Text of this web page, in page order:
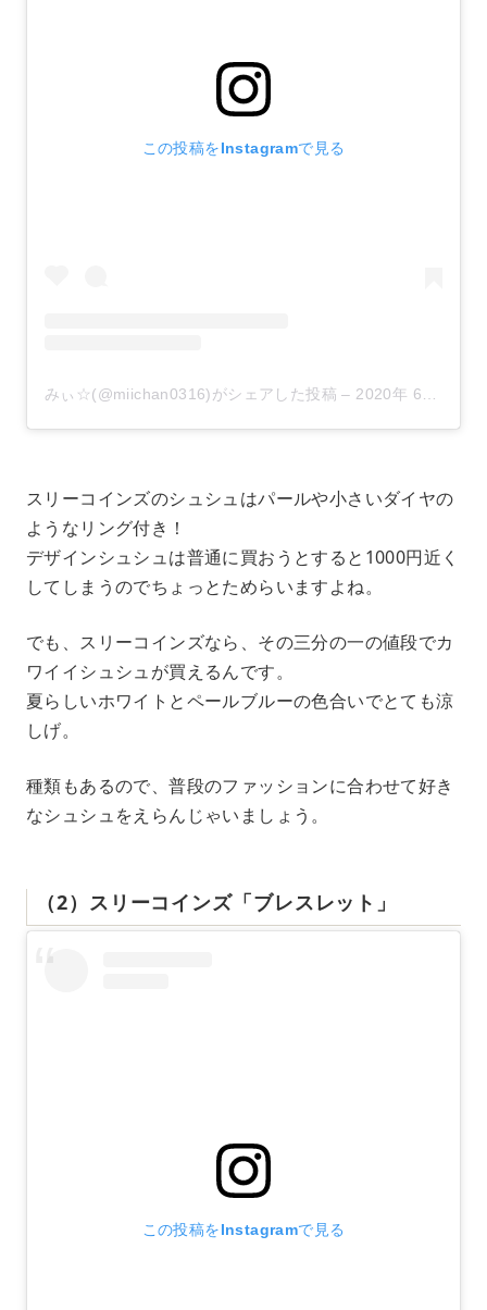
この投稿をInstagramで見る
みぃ☆(@miichan0316)がシェアした投稿 – 2020年 6月月1日午前6時51分PDT
スリーコインズのシュシュはパールや小さいダイヤの
ようなリング付き！
デザインシュシュは普通に買おうとすると1000円近く
してしまうのでちょっとためらいますよね。
でも、スリーコインズなら、その三分の一の値段でカ
ワイイシュシュが買えるんです。
夏らしいホワイトとペールブルーの色合いでとても涼
しげ。
種類もあるので、普段のファッションに合わせて好き
なシュシュをえらんじゃいましょう。
（2）スリーコインズ「ブレスレット」
この投稿をInstagramで見る